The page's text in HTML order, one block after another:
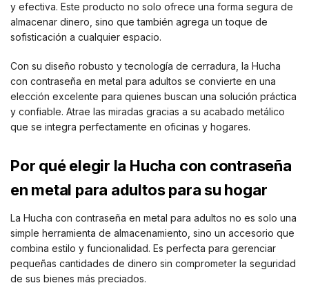
y efectiva. Este producto no solo ofrece una forma segura de
almacenar dinero, sino que también agrega un toque de
sofisticación a cualquier espacio.
Con su diseño robusto y tecnología de cerradura, la Hucha
con contraseña en metal para adultos se convierte en una
elección excelente para quienes buscan una solución práctica
y confiable. Atrae las miradas gracias a su acabado metálico
que se integra perfectamente en oficinas y hogares.
Por qué elegir la Hucha con contraseña
en metal para adultos para su hogar
La Hucha con contraseña en metal para adultos no es solo una
simple herramienta de almacenamiento, sino un accesorio que
combina estilo y funcionalidad. Es perfecta para gerenciar
pequeñas cantidades de dinero sin comprometer la seguridad
de sus bienes más preciados.